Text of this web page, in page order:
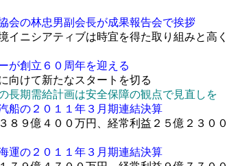
会の林忠男副会長が成果報告会で挨拶
イニシアティブは時宜を得た取り組みと高く
が創立６０周年を迎える
向けて新たなスタートを切る
長期需給計画は安全保障の観点で見直しを
船の２０１１年３月期連結決算
８９億４００万円、経常利益２５億２３００
運の２０１１年３月期連結決算